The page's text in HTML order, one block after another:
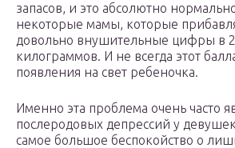
запасов, и это абсолютно
некоторые мамы, которые
довольно внушительные цифры в
килограммов. И не всегда этот
появления на свет ребеночка.
Именно эта проблема очень часто
послеродовых депрессий у
самое большое беспокойство о